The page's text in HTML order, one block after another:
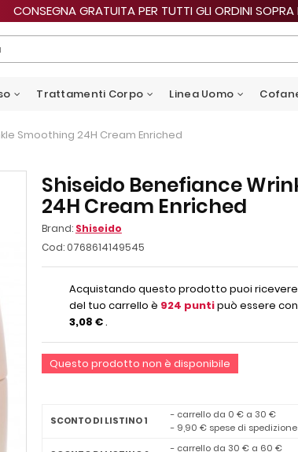
CONSEGNA GRATUITA PER TUTTI GLI ORDINI
Trattamenti Corpo Linea Uomo
Smoothing 24H Cream Enriched
Shiseido Benefiance
24H Cream Enriched
Brand: Shiseido
Cod: 0768614149545
Acquistando questo prodotto puoi
del tuo carrello è 924 puntipuò essere
3,08 €.
Questo prodotto non è disponibile
SCONTO DI LISTINO 1
- carrello da 0 € a 30 €
- 9,90 € spese di spedizione
- carrello da 30 € a 60 €